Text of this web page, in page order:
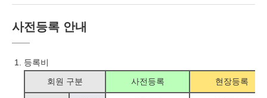
사전등록 안내
등록비
회원 구분
사전등록 현장등록